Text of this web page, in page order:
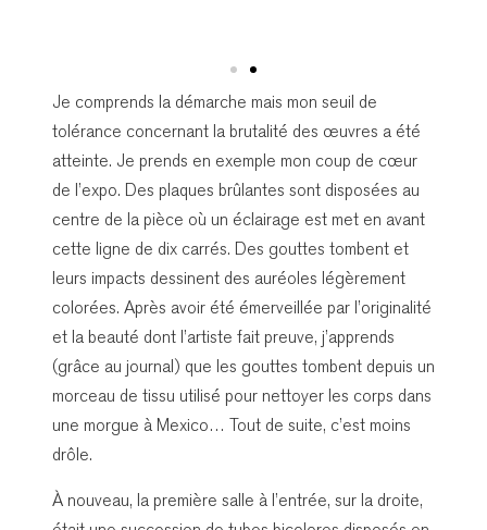
Je comprends la démarche mais mon seuil de
tolérance concernant la brutalité des œuvres a été
atteinte. Je prends en exemple mon coup de cœur
de l’expo. Des plaques brûlantes sont disposées au
centre de la pièce où un éclairage est met en avant
cette ligne de dix carrés. Des gouttes tombent et
leurs impacts dessinent des auréoles légèrement
colorées. Après avoir été émerveillée par l’originalité
et la beauté dont l’artiste fait preuve, j’apprends
(grâce au journal) que les gouttes tombent depuis un
morceau de tissu utilisé pour nettoyer les corps dans
une morgue à Mexico… Tout de suite, c’est moins
drôle.
À nouveau, la première salle à l’entrée, sur la droite,